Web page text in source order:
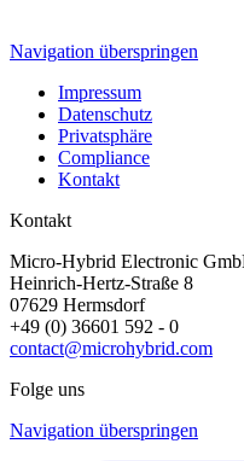
Navigation überspringen
Impressum
Datenschutz
Privatsphäre
Compliance
Kontakt
Kontakt
Micro-Hybrid Electronic
Heinrich-Hertz-Straße 8
07629 Hermsdorf
+49 (0) 36601 592 - 0
contact@microhybrid.com
Folge uns
Navigation überspringen